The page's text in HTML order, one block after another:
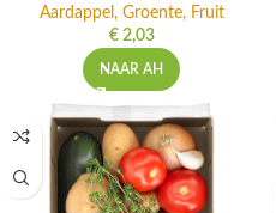
Aardappel, Groente, Fruit
€2,03
NAAR AH